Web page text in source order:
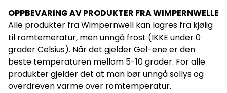
OPPBEVARING AV PRODUKTER FRA WIMPERNWELLE
Alle produkter fra Wimpernwell kan lagres fra kjølig
til romtemeratur, men unngå frost (IKKE under 0
grader Celsius). Når det gjelder Gel-ene er den
beste temperaturen mellom 5-10 grader. For alle
produkter gjelder det at man bør unngå sollys og
overdreven varme over romtemperatur.